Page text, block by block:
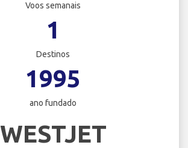
Voos semanais
1
Destinos
1995
ano fundado
WESTJET